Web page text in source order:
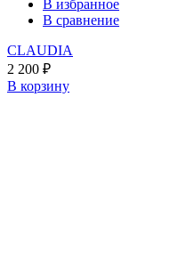
В избранное
В сравнение
CLAUDIA
2 200 ₽
В корзину